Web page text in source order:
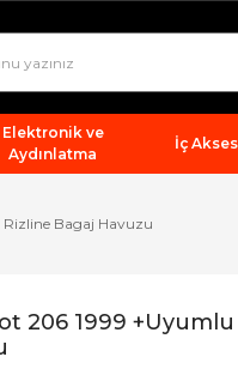
Elektronik ve
Aydınlatma
İç
Rizline Bagaj Havuzu
206 1999